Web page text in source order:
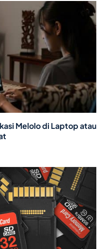
Melolo di Laptop atau